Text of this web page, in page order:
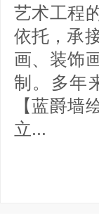
艺术工程
依托，承
画、装饰
制。多年
【蓝爵墙
立...